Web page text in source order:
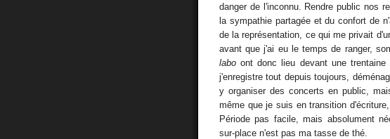
danger de l'inconnu. Rendre public nos
la sympathie partagée et du confort de
de la représentation, ce qui me privait
avant que j'ai eu le temps de ranger,
labo ont donc lieu devant une
j'enregistre tout depuis toujours,
y organiser des concerts en public,
même que je suis en transition
Période pas facile, mais absolument
sur-place n'est pas ma tasse de thé.